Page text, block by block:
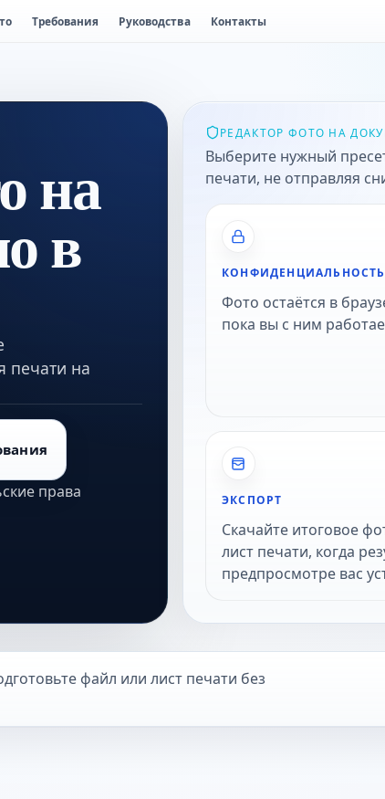
Требования Руководства Контакты
на
в
печати на
права
РЕДАКТОР ФОТО НА
Выберите нужный
печати, не отправляя
КОНФИДЕНЦИАЛЬНОСТЬ
Фото остаётся в
пока вы с ним
ЭКСПОРТ
Скачайте итоговое
лист печати, когда
предпросмотре вас
файл или лист печати без